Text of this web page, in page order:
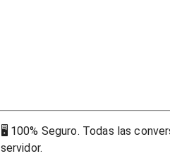
🖥 100% Seguro. Todas las
servidor.